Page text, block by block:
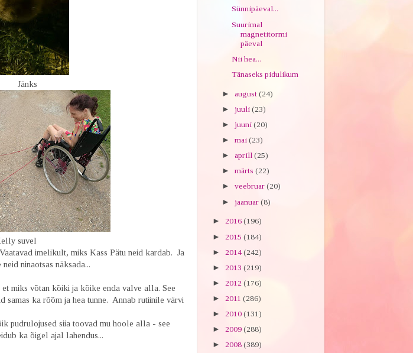
suvel
imelikult, miks Kass Pätu neid kardab. Ja
ninaotsas näksada...
miks võtan kõiki ja kõike enda valve alla. See
samas ka rõõm ja hea tunne. Annab rutiinile värvi
pudrulojused siia toovad mu hoole alla - see
ka õigel ajal lahendus...
Sünnipäeval...
Suurimal
magnetitormi
päeval
Nii hea...
Tänaseks pidulikum
► august (24)
► juuli (23)
► juuni (20)
► mai (23)
► aprill (25)
► märts (22)
► veebruar (20)
► jaanuar (8)
► 2016 (196)
► 2015 (184)
► 2014(242)
► 2013 (219)
► 2012 (176)
► 2011 (286)
► 2010 (131)
► 2009 (288)
► 2008 (389)